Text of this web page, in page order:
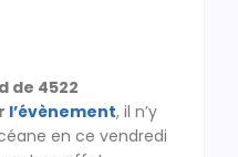
de 4522
l’évènement, il n’y
en ce vendredi